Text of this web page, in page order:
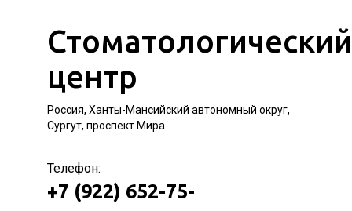
Стоматологический
центр
Россия, Ханты-Мансийский автономный округ,
Сургут, проспект Мира
Телефон:
+7 (922) 652-75-